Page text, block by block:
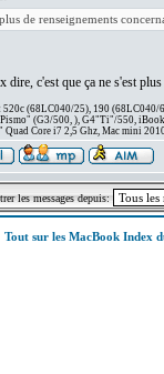
de renseignements
dire, c'est que ça ne s'est
(68LC040/25), 190 (68LC040/
(G3/500, ), G4"Ti"/550,
Quad Core i7 2,5 Ghz, Mac mini
les messages depuis:
Tout sur les MacBook Index